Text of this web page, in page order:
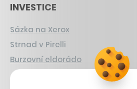
INVESTICE
Sázka na Xerox
Strnad v Pirelli
Burzovní eldorádo